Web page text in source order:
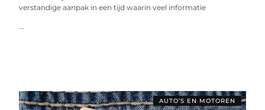
verstandige aanpak in een tijd waarin veel informatie
...
AUTO’S EN MOTOREN